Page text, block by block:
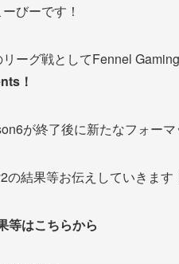
びーです！
ーグ戦としてFennel
！
が終了後に新たなフォー
の結果等お伝えしていきます
等はこちらから